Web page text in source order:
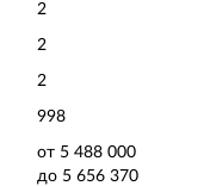
2
2
2
998
от 5 488 000
до 5 656 370